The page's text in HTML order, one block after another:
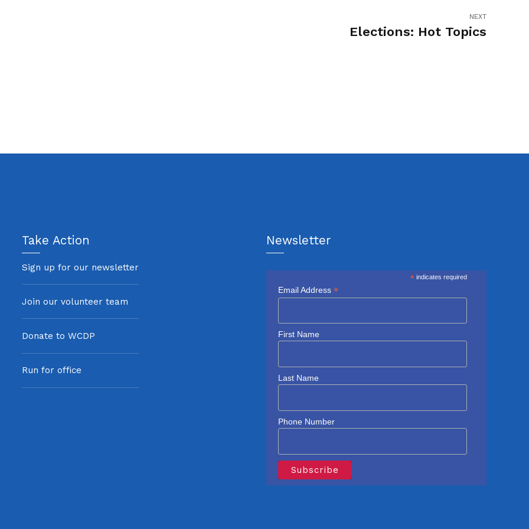
NEXT
Elections: Hot Topics
Take Action
Sign up for our newsletter
Join our volunteer team
Donate to WCDP
Run for office
Newsletter
*indicates required
Email Address *
First Name
Last Name
Phone Number